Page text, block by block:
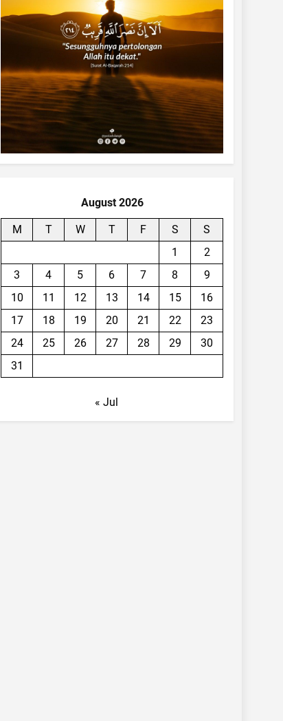
August 2026
M T W T F S
S
1
2
3
4 5 6 7 8
9
10
11 12 13 14 15
16
17
18 19 20 21 22
23
24
25 26 27 28 29
30
31
« Jul